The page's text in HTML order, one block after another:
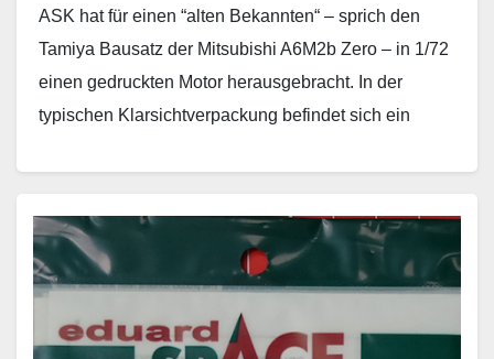
ASK hat für einen “alten Bekannten“ – sprich den
Tamiya Bausatz der Mitsubishi A6M2b Zero – in 1/72
einen gedruckten Motor herausgebracht. In der
typischen Klarsichtverpackung befindet sich ein